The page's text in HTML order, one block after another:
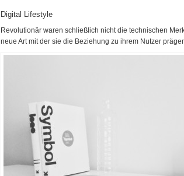
Digital Lifestyle
Revolutionär waren schließlich nicht die technischen
neue Art mit der sie die Beziehung zu ihrem Nutzer